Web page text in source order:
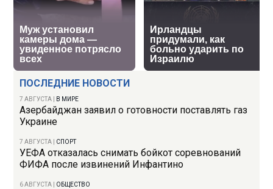
ПОСЛЕДНИЕ НОВОСТИ
7 АВГУСТА В МИРЕ
Азербайджан заявил о готовности поставлять газ
Украине
7 АВГУСТА СПОРТ
УЕФА отказалась снимать бойкот соревнований
ФИФА после извинений Инфантино
6 АВГУСТА ОБЩЕСТВО